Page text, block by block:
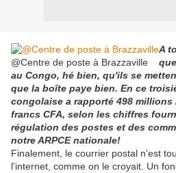
@Centre de poste à Brazzaville
A
au Congo, hé bien, qu'ils se
que la boîte paye bien. En ce
congolaise a rapporté 498 millions
francs CFA, selon les chiffres
régulation des postes et des
notre ARPCE nationale!
Finalement, le courrier postal n'est
l'internet, comme on le croyait. Un